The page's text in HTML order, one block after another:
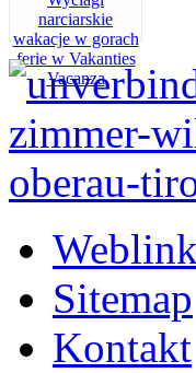
Sitemap
Kontakt